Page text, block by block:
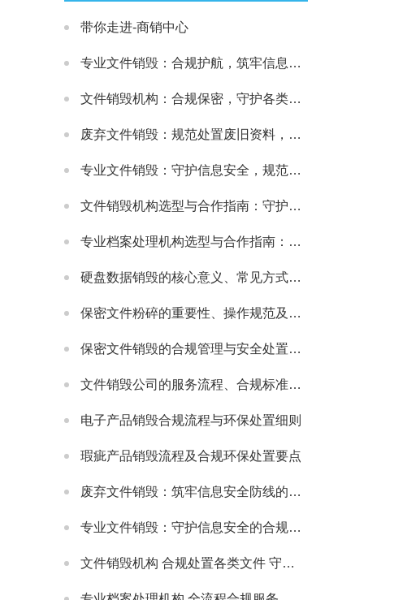
带你走进-商销中心
专业文件销毁：合规护航，筑牢信息安全处置防线
文件销毁机构：合规保密，守护各类文件安全处置需求
废弃文件销毁：规范处置废旧资料，筑牢信息安全防线
专业文件销毁：守护信息安全，规范处理各类涉密载体
文件销毁机构选型与合作指南：守护文件安全与合规处置的可靠选择
专业档案处理机构选型与合作指南：守护档案安全与合规的可靠伙伴
硬盘数据销毁的核心意义、常见方式及安全注意事项
保密文件粉碎的重要性、操作规范及适配场景详解
保密文件销毁的合规管理与安全处置全流程解析
文件销毁公司的服务流程、合规标准及合作适配指南
电子产品销毁合规流程与环保处置细则
瑕疵产品销毁流程及合规环保处置要点
废弃文件销毁：筑牢信息安全防线的必要举措
专业文件销毁：守护信息安全的合规解决方案
文件销毁机构 合规处置各类文件 守护信息安全无忧